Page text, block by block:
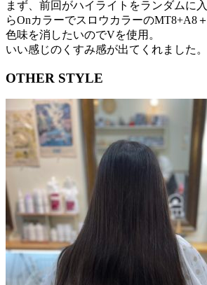
まず、前回がハイライトをランダムに
らOnカラーでスロウカラーのMT8+A8
色味を消したいのでVを使用。
いい感じのくすみ感が出てくれました。
OTHER STYLE